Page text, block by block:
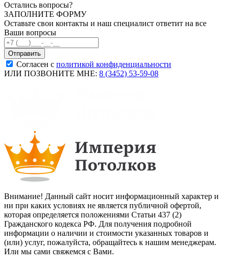
Остались вопросы?
ЗАПОЛНИТЕ ФОРМУ
Оставьте свои контакты и наш специалист ответит на все
Ваши вопросы
Согласен с политикой конфиденциальности
ИЛИ ПОЗВОНИТЕ МНЕ: 8 (3452) 53-59-08
Внимание! Данный сайт носит информационный характер и
ни при каких условиях не является публичной офертой,
которая определяется положениями Статьи 437 (2)
Гражданского кодекса РФ. Для получения подробной
информации о наличии и стоимости указанных товаров и
(или) услуг, пожалуйста, обращайтесь к нашим менеджерам.
Или мы сами свяжемся с Вами.